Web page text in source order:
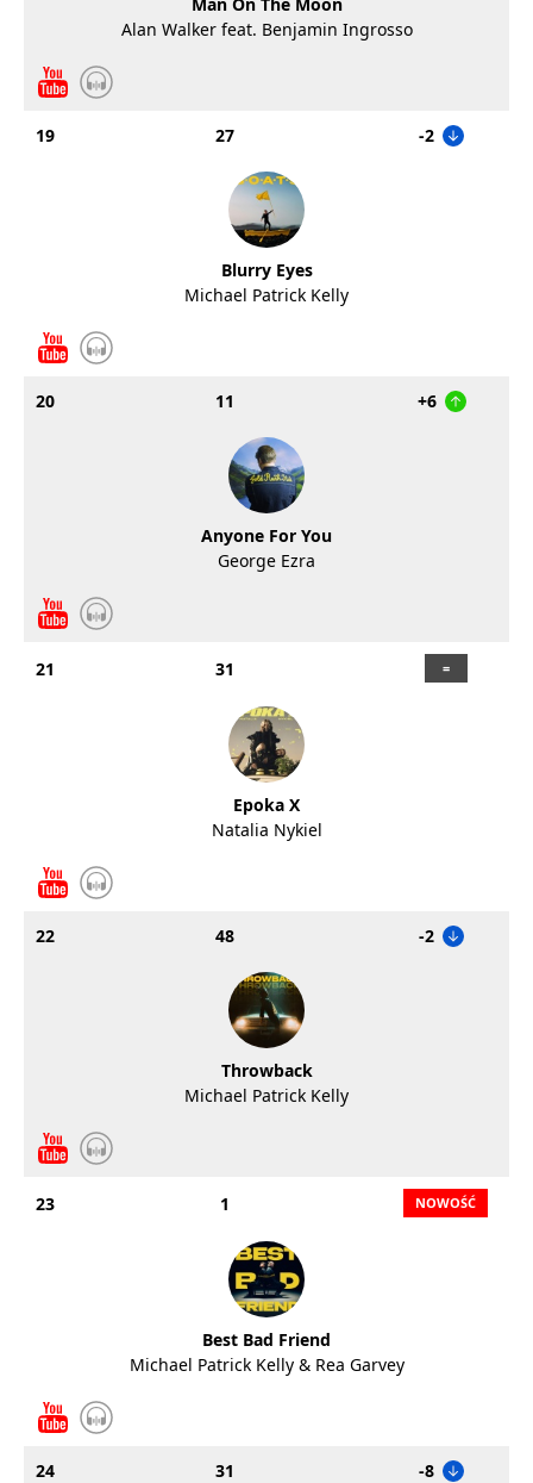
Alan Walker feat. Benjamin Ingrosso
19 27 -2
Blurry Eyes
Michael Patrick Kelly
20 11 +6
Anyone For You
George Ezra
21 31
Epoka X
Natalia Nykiel
22 48 -2
Throwback
Michael Patrick Kelly
23 1
Best Bad Friend
Michael Patrick Kelly & Rea Garvey
24 31 -8